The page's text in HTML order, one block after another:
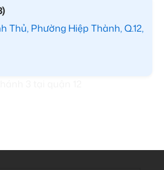
Thủ, Phường Hiệp Thành, Q.12,